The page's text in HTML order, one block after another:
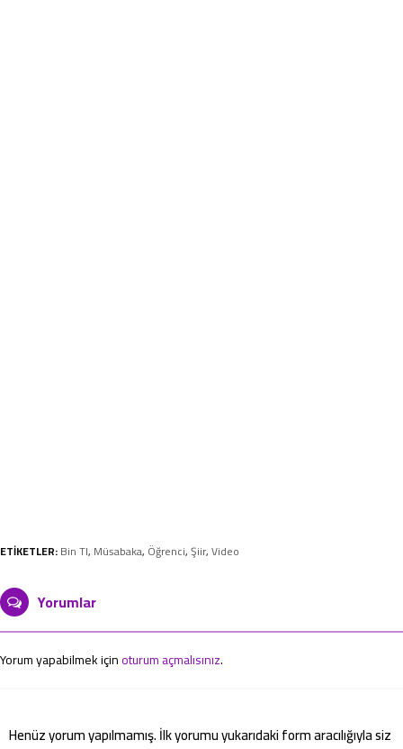
ETİKETLER:Bin Tl, Müsabaka, Öğrenci,Şiir,Video
Yorumlar
Yorum yapabilmek içinoturum açmalısınız.
Henüz yorum yapılmamış. İlk yorumu yukarıdaki form aracılığıyla siz